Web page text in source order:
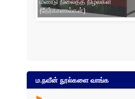
மீண்டு நிலைத்த நிழல்கள்
(நேர்காணல்கள்)
ம.நவீன் நூல்களை வாங்க